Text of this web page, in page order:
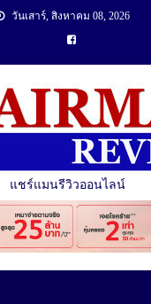
วันเสาร์, สิงหาคม 08, 2026
แชร์แมนรีวิวออนไลน์